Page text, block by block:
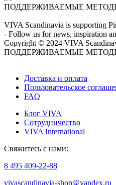
ПОДДЕРЖИВАЕМЫЕ
VIVA Scandinavia is supporting
- Follow us for news, inspiration
Copyright © 2024 VIVA
ПОДДЕРЖИВАЕМЫЕ
Доставка и оплата
Пользовательское
FAQ
Блог VIVA
Сотрудничество
VIVA International
Свяжитесь с нами:
8 495 409-22-88
vivascandinavia-shop@yandex.ru